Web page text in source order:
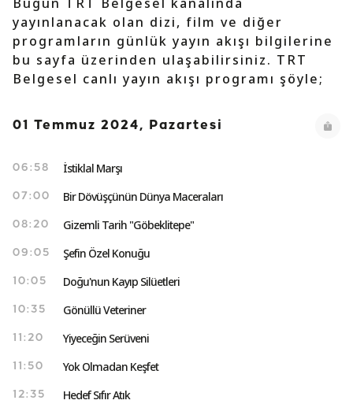
yayınlanacak olan dizi, film ve diğer
programların günlük yayın akışı bilgilerine
bu sayfa üzerinden ulaşabilirsiniz. TRT
Belgesel canlı yayın akışı programı şöyle;
01 Temmuz 2024, Pazartesi
06:58 İstiklal Marşı
07:00 Bir Dövüşçünün Dünya Maceraları
08:20 Gizemli Tarih "Göbeklitepe"
09:05 Şefin Özel Konuğu
10:05 Doğu'nun Kayıp Silüetleri
10:35 Gönüllü Veteriner
11:20 Yiyeceğin Serüveni
11:50 Yok Olmadan Keşfet
12:35 Hedef Sıfır Atık